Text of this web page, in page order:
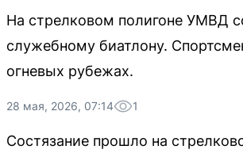
На стрелковом полигоне УМВД
служебному биатлону.
огневых рубежах.
28 мая, 2026, 07:14 1
Состязание прошло на